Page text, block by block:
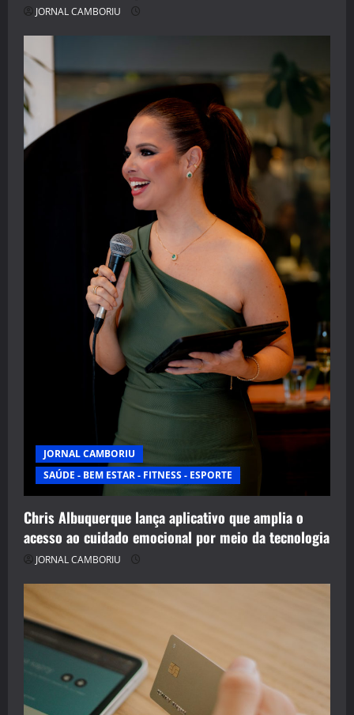
JORNAL CAMBORIU
JORNAL CAMBORIU
SAÚDE - BEM ESTAR - FITNESS - ESPORTE
Chris Albuquerque lança aplicativo que amplia o
acesso ao cuidado emocional por meio da tecnologia
JORNAL CAMBORIU